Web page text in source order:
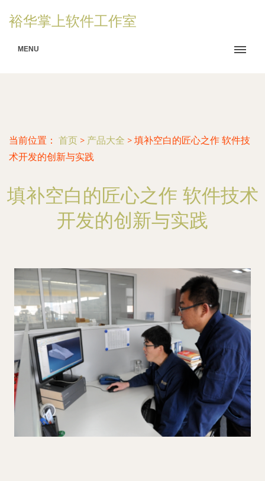
裕华掌上软件工作室
MENU
当前位置： 首页 > 产品大全 > 填补空白的匠心之作 软件技
术开发的创新与实践
填补空白的匠心之作 软件技术
开发的创新与实践